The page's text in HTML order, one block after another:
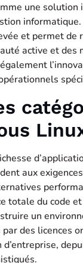
une
et permet
active et
aux
totale du code
un
des licences